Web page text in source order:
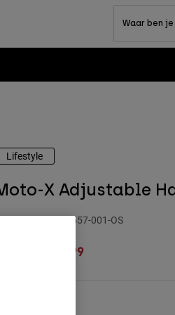
Waar ben
Lifestyle
X Adjustable
33557-001-OS
Price reduced from
€ 23,99